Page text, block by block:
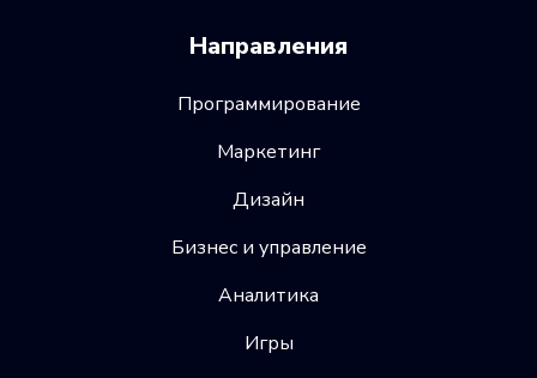
Направления
Программирование
Маркетинг
Дизайн
Бизнес и управление
Аналитика
Игры